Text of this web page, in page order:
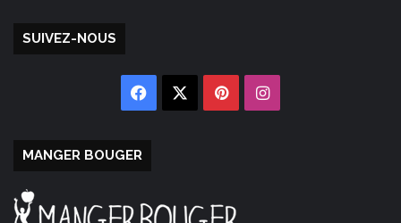
SUIVEZ-NOUS
Facebook PinterestInstagram
MANGER BOUGER